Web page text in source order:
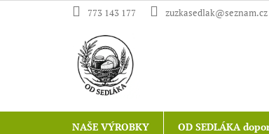
773 143 177 zuzkasedlak@seznam.cz
NAŠE VÝROBKY OD SEDLÁKA